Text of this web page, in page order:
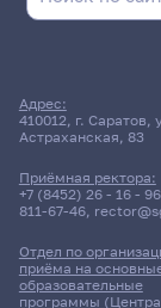
Адрес:
410012, г. Саратов,
Астраханская, 83
Приёмная ректора:
+7 (8452) 26 - 16 - 96
811-67-46,
Отдел по
приёма на
образовательные
программы